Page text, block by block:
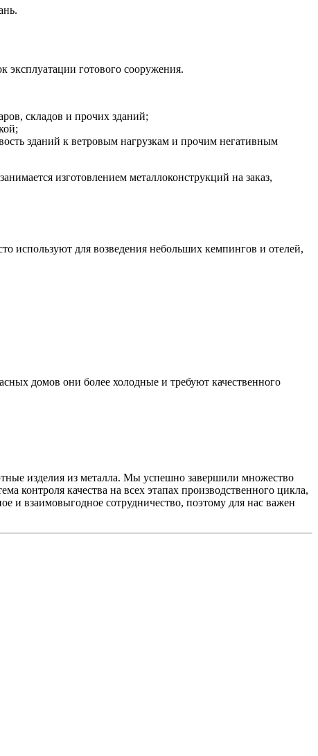
эксплуатации готового сооружения.
складов и прочих зданий;
зданий к ветровым нагрузкам и прочим негативным
изготовлением металлоконструкций на заказ,
используют для возведения небольших кемпингов и отелей,
домов они более холодные и требуют качественного
изделия из металла. Мы успешно завершили множество
контроля качества на всех этапах производственного цикла,
и взаимовыгодное сотрудничество, поэтому для нас важен